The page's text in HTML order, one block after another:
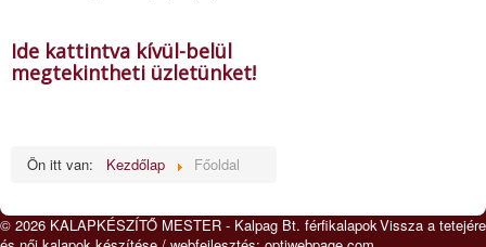
Ide kattintva kívül-belül
megtekintheti üzletünket!
Ön itt van: Kezdőlap Főoldal
Vissza a tetejére
© 2026 KALAPKÉSZÍTŐ MESTER - Kalpag Bt. férfikalapok